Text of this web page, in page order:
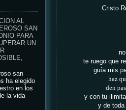
AL
SAN
PARA
UN
san
ha elegido
en los
la vida
Cristo
te ruego que
guía mis
haz
den
y con tu
y de toda